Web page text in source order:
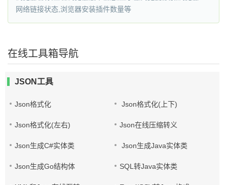
网络链接状态,浏览器安装插件数量等
在线工具箱导航
JSON工具
Json格式化 Json格式化(上下)
Json格式化(左右) Json在线压缩转义
Json生成C#实体类 Json生成Java实体类
Json生成Go结构体 SQL转Java实体类